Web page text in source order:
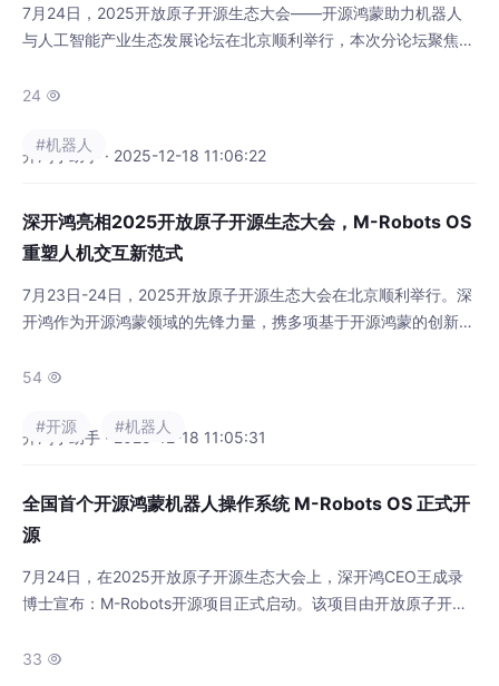
7月24日，2025开放原子开源生态大会——开源鸿蒙助力机器人
与人工智能产业生态发展论坛在北京顺利举行，本次分论坛聚焦机
商业机遇。同时通过M-Robots OS项目发布仪式等重要环节，汇
下游企业的协同创新发展。 开放原子开源基金会理事长程晓明 程
24 
开鸿小助手 · 2025-12-18 11:06:22
#机器人
深开鸿亮相2025开放原子开源生态大会，M-Robots OS
重塑人机交互新范式
7月23日-24日，2025开放原子开源生态大会在北京顺利举行。深
开鸿作为开源鸿蒙领域的先锋力量，携多项基于开源鸿蒙的创新成
系统M-Robots OS正式开源，并在展区现场展示多种典型落地场
高度关注，为开源鸿蒙生态注入新动能。 M-Robots OS 正式开源
54 
开鸿小助手 · 2025-12-18 11:05:31
#开源 #机器人
全国首个开源鸿蒙机器人操作系统 M-Robots OS 正式开
源
7月24日，在2025开放原子开源生态大会上，深开鸿CEO王成录
博士宣布：M-Robots开源项目正式启动。该项目由开放原子开源
源鸿蒙的统一机器人操作系统M-Robots OS，推动机器人行业生
33 